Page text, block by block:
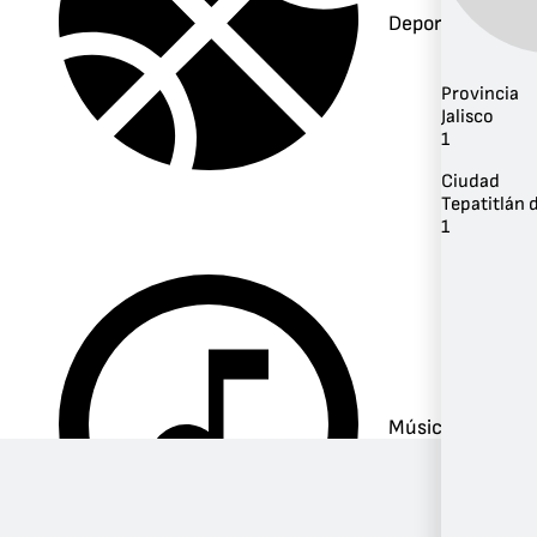
Deportes
Música
Provincia
Jalisco
1
Ciudad
Tepatitlán
1